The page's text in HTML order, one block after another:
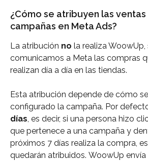
¿Cómo se atribuyen las
campañas en Meta Ads?
La atribución no la realiza WoowUp,
comunicamos a Meta las compras
realizan día a día en las tiendas.
Esta atribución depende de cómo
configurado la campaña. Por
días, es decir, si una persona hizo
que pertenece a una campaña y
próximos 7 días realiza la compra,
quedarán atribuidos. WoowUp